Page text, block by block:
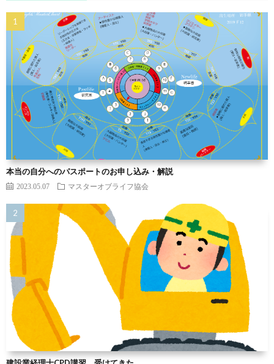
本当の自分へのパスポートのお申し込み・解説
2023.05.07 マスターオブライフ協会